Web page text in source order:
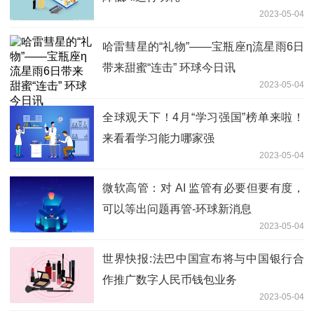
2023-05-04
哈雷彗星的“礼物”——宝瓶座η流星雨6日
带来甜蜜“连击” 环球今日讯
2023-05-04
全球观天下！4月“学习强国”榜单来啦！
来看看学习能力哪家强
2023-05-04
微软高管：对 AI 监管有必要但要有度，
可以等出问题再管-环球新消息
2023-05-04
世界快报:法巴中国宣布将与中国银行合
作推广数字人民币钱包业务
2023-05-04